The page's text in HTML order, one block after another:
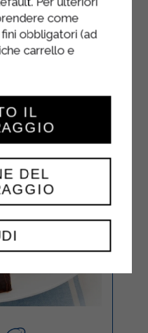
come
obbligatori (ad
carrello e
DEL
IL